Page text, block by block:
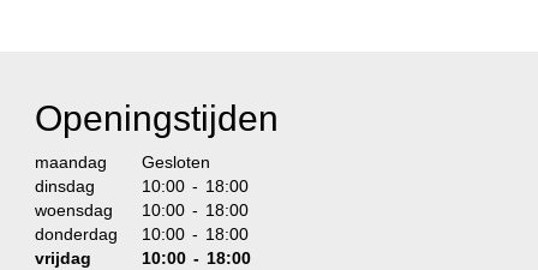
Openingstijden
maandag
Gesloten
dinsdag
10:00 - 18:00
woensdag
10:00 - 18:00
donderdag
10:00 - 18:00
vrijdag
10:00 - 18:00